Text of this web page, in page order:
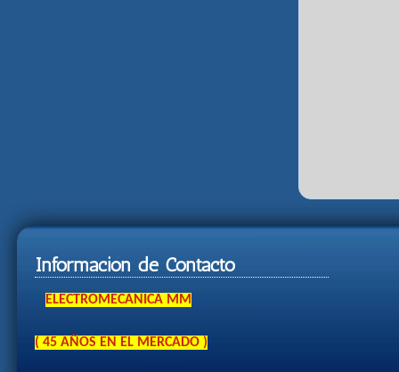
Información de Contacto
ELECTROMECANICA MM
( 45 AÑOS EN EL MERCADO )